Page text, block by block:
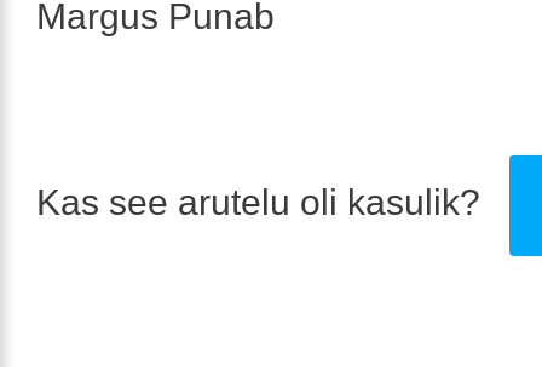
Margus Punab
Kas see arutelu oli kasulik?